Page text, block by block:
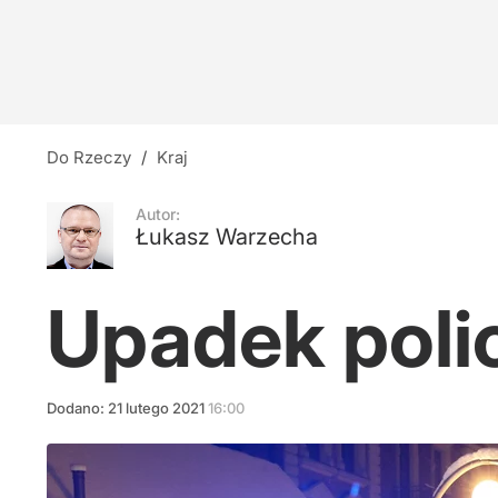
Polacy wskazali najlepszego prezydenta.
dodaj
30
Do Rzeczy / Kraj
Autor:
Łukasz Warzecha
Upadek
Dodano: 21 lutego 202116:00